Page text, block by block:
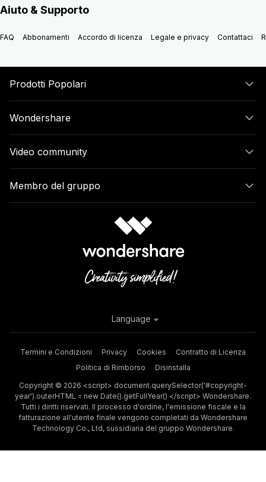
Aiuto & Supporto
FAQ Abbonamenti Accordo di licenza Legale e privacy Contattaci
Prodotti Popolari
Wondershare
Video community
Membro del gruppo
Termini e Condizioni Privacy Cookies
Contratto di Licenza
Politica di Rimborso
Disinstalla
Copyright © 2026 <script> document.querySelector('#copyright-
year').outerHTML = new Date().getFullYear() </script> Wondershare.
Tutti i diritti riservati. Il processo d'ordine, l'emissione fiscale e la
fatturazione all'utente finale vengono completati da Wondershare
Technology Co., Ltd, sussidiaria del gruppo Wondershare.
Language